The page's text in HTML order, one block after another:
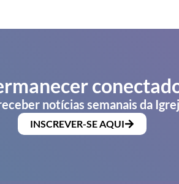
notícias semanais da
INSCREVER-SE AQUI